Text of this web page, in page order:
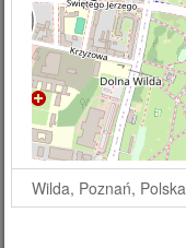
Wilda, Poznań, Polska